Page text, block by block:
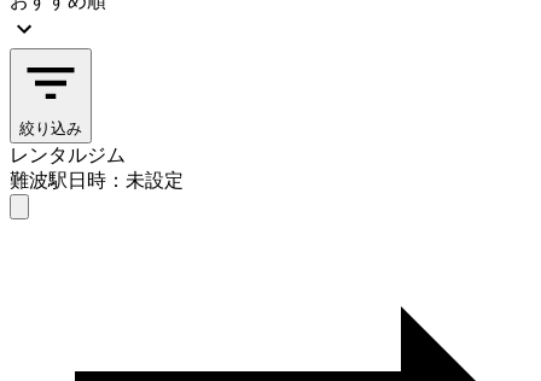
絞り込み
レンタルジム
難波駅日時：未設定